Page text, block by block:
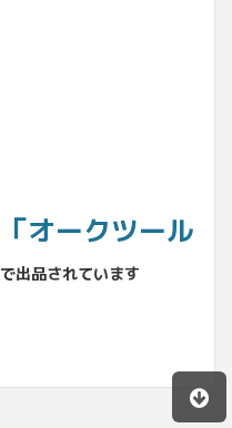
「オークツール
で出品されています